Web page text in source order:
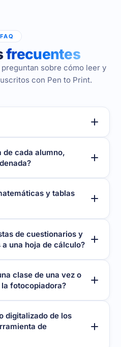
FAQ
frecuentes
sobre cómo leer y
con Pen to Print.
de cada alumno,
y tablas
de cuestionarios y
una hoja de cálculo?
clase de una vez o
fotocopiadora?
digitalizado de los
de